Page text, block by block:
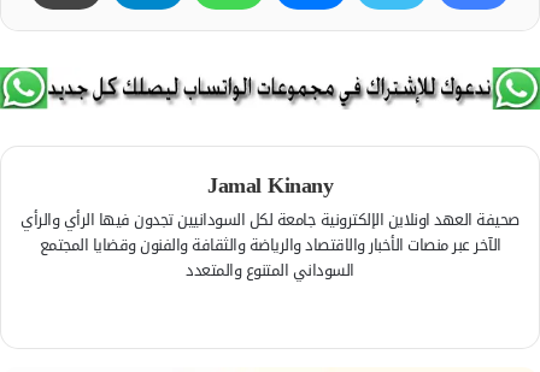
Jamal Kinany
صحيفة العهد اونلاين الإلكترونية جامعة لكل السودانيين تجدون فيها الرأي والرأي
الآخر عبر منصات الأخبار والاقتصاد والرياضة والثقافة والفنون وقضايا المجتمع
السوداني المتنوع والمتعدد
م